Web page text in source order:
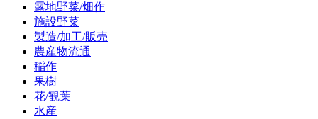
露地野菜/畑作
施設野菜
製造/加工/販売
農産物流通
稲作
果樹
花/観葉
水産